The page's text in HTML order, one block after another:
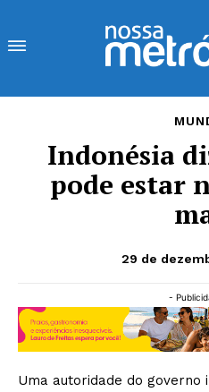
Indonésia
pode estar
29 de
-
Uma autoridade do governo